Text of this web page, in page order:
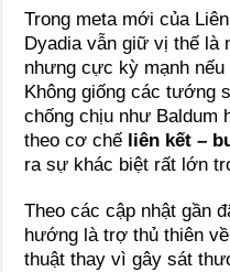
Trong meta mới của
Dyadia vẫn giữ vị thế là
nhưng cực kỳ mạnh
Không giống các tướng
chống chịu như Baldum
theo cơ chế liên kết –
ra sự khác biệt rất lớn
Theo các cập nhật gần
hướng là trợ thủ thiên
thuật thay vì gây sát